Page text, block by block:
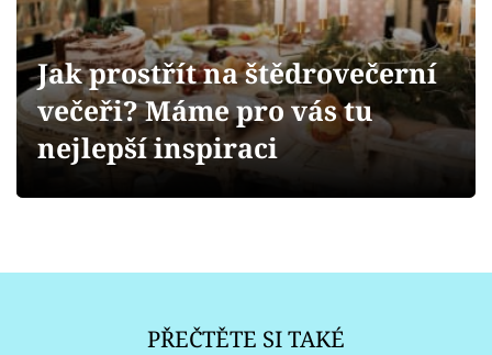
Přihlášení
Sledujte nás
Jak prostřít na štědrovečerní
večeři? Máme pro vás tu
nejlepší inspiraci
PŘEČTĚTE SI TAKÉ